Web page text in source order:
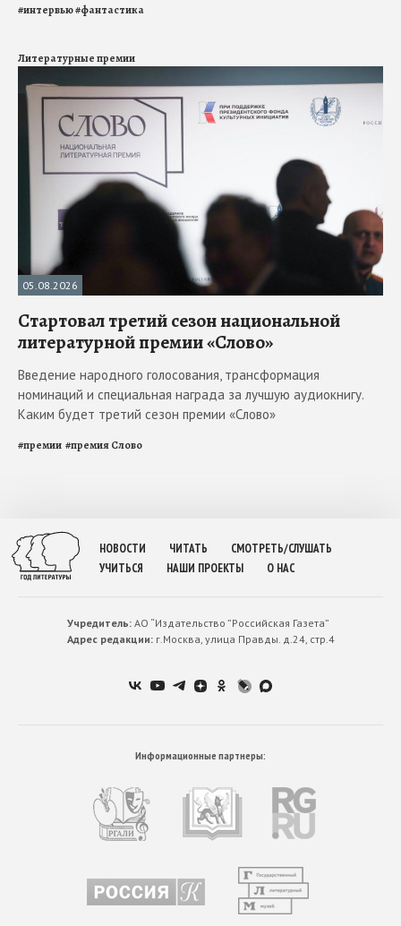
#интервью#фантастика
Литературные премии
05.08.2026
Стартовал третий сезон национальной
литературной премии «Слово»
Введение народного голосования, трансформация
номинаций и специальная награда за лучшую аудиокнигу.
Каким будет третий сезон премии «Слово»
#премии #премия Слово
НОВОСТИ ЧИТАТЬ
СМОТРЕТЬ/СЛУШАТЬ
УЧИТЬСЯ
НАШИ ПРОЕКТЫ О НАС
Учредитель:АО “Издательство ”Российская Газета”
Адрес редакции:г.Москва, улица Правды. д.24, стр.4
Информационные партнеры: